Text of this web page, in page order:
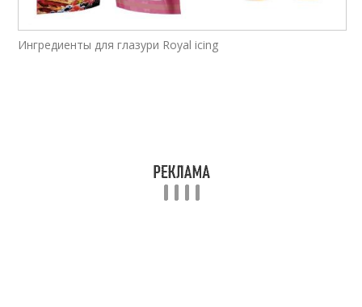
Ингредиенты для глазури Royal icing